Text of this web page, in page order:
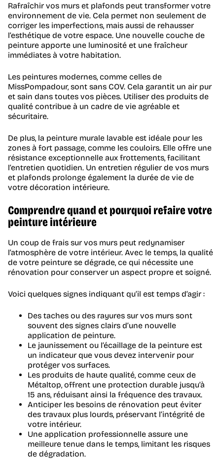
Rafraîchir vos murs et plafonds peut transformer votre
environnement de vie. Cela permet non seulement de
corriger les imperfections, mais aussi de rehausser
l’esthétique de votre espace. Une nouvelle couche de
peinture apporte une luminosité et une fraîcheur
immédiates à votre habitation.
Les peintures modernes, comme celles de
MissPompadour, sont sans COV. Cela garantit un air pur
et sain dans toutes vos pièces. Utiliser des produits de
qualité contribue à un cadre de vie agréable et
sécuritaire.
De plus, la peinture murale lavable est idéale pour les
zones à fort passage, comme les couloirs. Elle offre une
résistance exceptionnelle aux frottements, facilitant
l’entretien quotidien. Un entretien régulier de vos murs
et plafonds prolonge également la durée de vie de
votre décoration intérieure.
Comprendre quand et pourquoi refaire votre
peinture intérieure
Un coup de frais sur vos murs peut redynamiser
l’atmosphère de votre intérieur. Avec le temps, la qualité
de votre peinture se dégrade, ce qui nécessite une
rénovation pour conserver un aspect propre et soigné.
Voici quelques signes indiquant qu’il est temps d’agir :
Des taches ou des rayures sur vos murs sont
souvent des signes clairs d’une nouvelle
application de peinture.
Le jaunissement ou l’écaillage de la peinture est
un indicateur que vous devez intervenir pour
protéger vos surfaces.
Les produits de haute qualité, comme ceux de
Métaltop, offrent une protection durable jusqu’à
15 ans, réduisant ainsi la fréquence des travaux.
Anticiper les besoins de rénovation peut éviter
des travaux plus lourds, préservant l’intégrité de
votre intérieur.
Une application professionnelle assure une
meilleure tenue dans le temps, limitant les risques
de dégradation.